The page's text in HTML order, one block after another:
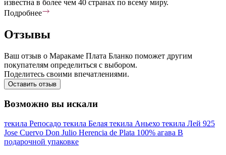
известна в более чем 40 странах по всему миру.
Подробнее
Отзывы
Ваш отзыв о Маракаме Плата Бланко поможет другим
покупателям определиться с выбором.
Поделитесь своими впечатлениями.
Оставить отзыв
Возможно вы искали
текила Репосадо текила Белая текила Аньехо текила Лей 925
Jose Cuervo Don Julio Herencia de Plata 100% агава В
подарочной упаковке